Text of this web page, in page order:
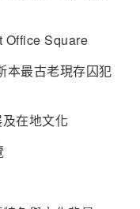
Office Square
本最古老現存囚犯
在地文化